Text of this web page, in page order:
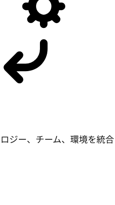
ジー、チーム、環境を統合